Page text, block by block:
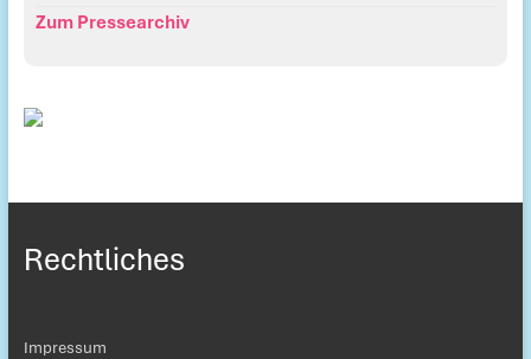
Zum Pressearchiv
Rechtliches
Impressum